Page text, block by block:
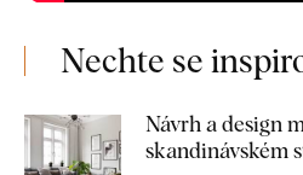
Nechte se
Návrh a design
skandinávském